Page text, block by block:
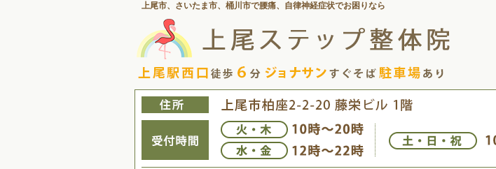
上尾市、さいたま市、桶川市で腰痛、 自律神経症状でお困りなら